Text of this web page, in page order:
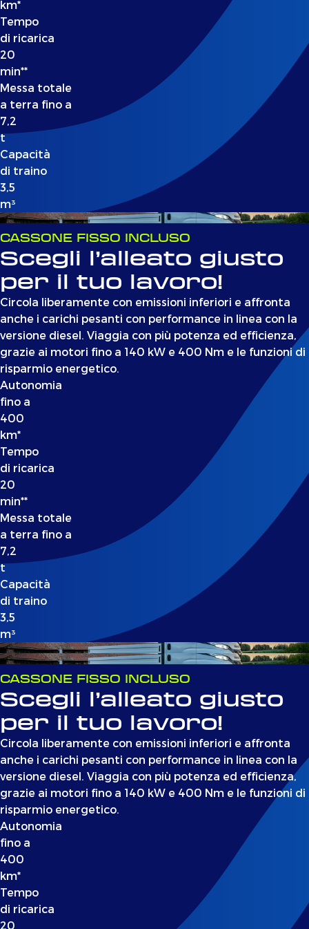
km*
Tempo
di ricarica
20
min**
Messa totale
a terra fino a
7,2
t
Capacità
di traino
3,5
m³
CASSONE FISSO INCLUSO
Scegli l’alleato giusto
per il tuo lavoro!
Circola liberamente con emissioni inferiori e affronta
anche i carichi pesanti con performance in linea con la
versione diesel. Viaggia con più potenza ed efficienza,
grazie ai motori fino a 140 kW e 400 Nm e le funzioni di
risparmio energetico.
Autonomia
fino a
400
km*
Tempo
di ricarica
20
min**
Messa totale
a terra fino a
7,2
t
Capacità
di traino
3,5
m³
CASSONE FISSO INCLUSO
Scegli l’alleato giusto
per il tuo lavoro!
Circola liberamente con emissioni inferiori e affronta
anche i carichi pesanti con performance in linea con la
versione diesel. Viaggia con più potenza ed efficienza,
grazie ai motori fino a 140 kW e 400 Nm e le funzioni di
risparmio energetico.
Autonomia
fino a
400
km*
Tempo
di ricarica
20